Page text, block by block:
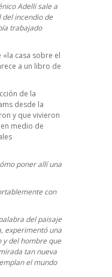
Adelli sale a
del incendio de
trabajado
«la casa sobre el
a un libro de
de la
desde la
y que vivieron
medio de
poner allí una
con
del paisaje
experimentó una
y del hombre que
tan nueva
el mundo